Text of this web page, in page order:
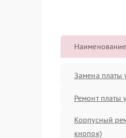
Наименование
Замена платы
Ремонт платы
Корпусный
кнопок)